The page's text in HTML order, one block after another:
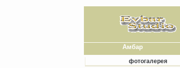
Амбар
фотогалерея